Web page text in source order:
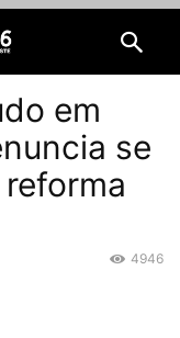
em
se
4946